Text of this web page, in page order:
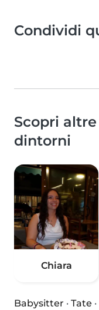
Condividi
Scopri
dintorni
Chiara
Babysitter · Tate ·